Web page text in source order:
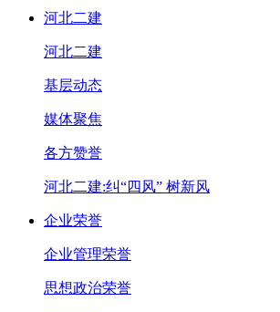
河北二建
河北二建
基层动态
媒体聚焦
各方赞誉
河北二建:纠“四风” 树新风
企业荣誉
企业管理荣誉
思想政治荣誉